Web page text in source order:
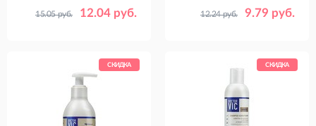
12.04 руб.
15.05 руб. 9.79 руб.
12.24 руб.
СКИДКА СКИДКА